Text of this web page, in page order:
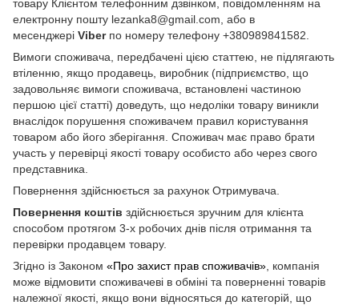
товару Клієнтом телефонним дзвінком, повідомленням на
електронну пошту lezanka8@gmail.com, або в
месенджері Viberпо номеру телефону +380989841582.
Вимоги споживача, передбачені цією статтею, не підлягають
втіленню, якщо продавець, виробник (підприємство, що
задовольняє вимоги споживача, встановлені частиною
першою цієї статті) доведуть, що недоліки товару виникли
внаслідок порушення споживачем правил користування
товаром або його зберігання. Споживач має право брати
участь у перевірці якості товару особисто або через свого
представника.
Повернення здійснюється за рахунок Отримувача.
Повернення коштів здійснюється зручним для клієнта
способом протягом 3-х робочих днів після отримання та
перевірки продавцем товару.
Згідно із Законом «Про захист прав споживачів» , компанія
може відмовити споживачеві в обміні та поверненні товарів
належної якості, якщо вони відносяться до категорій, що